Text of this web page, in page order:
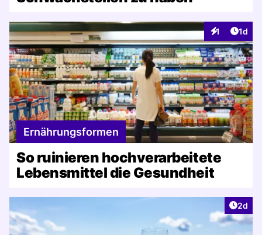
1
Interaktionen
1d
Ernährungsformen
So ruinieren hochverarbeitete
Lebensmittel die Gesundheit
2d